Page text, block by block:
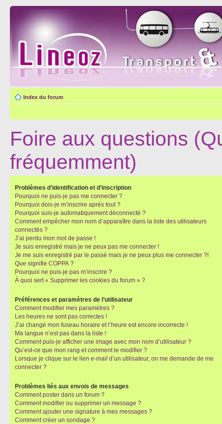
Index du forum
Foire aux questions
fréquemment)
Problèmes d’identification et d’inscription
Pourquoi ne puis-je pas me connecter ?
Pourquoi dois-je m’inscrire après tout ?
Pourquoi suis-je automatiquement déconnecté ?
Comment empêcher mon nom d’apparaître dans la liste des utilisateurs
connectés ?
J’ai perdu mon mot de passe !
Je suis enregistré mais je ne peux pas me connecter !
Je me suis enregistré par le passé mais je ne peux plus me connecter ?!
Que signifie COPPA ?
Pourquoi ne puis-je pas m’inscrire ?
À quoi sert « Supprimer les cookies du forum » ?
Préférences et paramètres de l’utilisateur
Comment modifier mes paramètres ?
Les heures ne sont pas correctes !
J’ai changé mon fuseau horaire et l’heure est encore incorrecte !
Ma langue n’est pas dans la liste !
Comment puis-je afficher une image avec mon nom d’utilisateur ?
Qu’est-ce que mon rang et comment le modifier ?
Lorsque je clique sur le lien e-mail d’un utilisateur, on me demande de me
connecter ?
Problèmes liés aux envois de messages
Comment poster dans un forum ?
Comment modifier ou supprimer un message ?
Comment ajouter une signature à mes messages ?
Comment créer un sondage ?